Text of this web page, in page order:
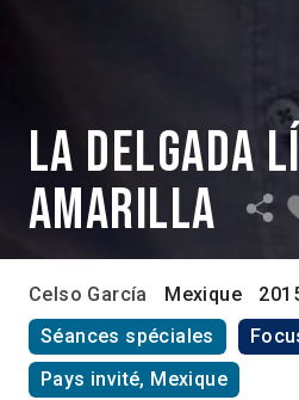
La delgada
amarilla
Celso García Mexique
Séances spéciales
Pays invité, Mexique